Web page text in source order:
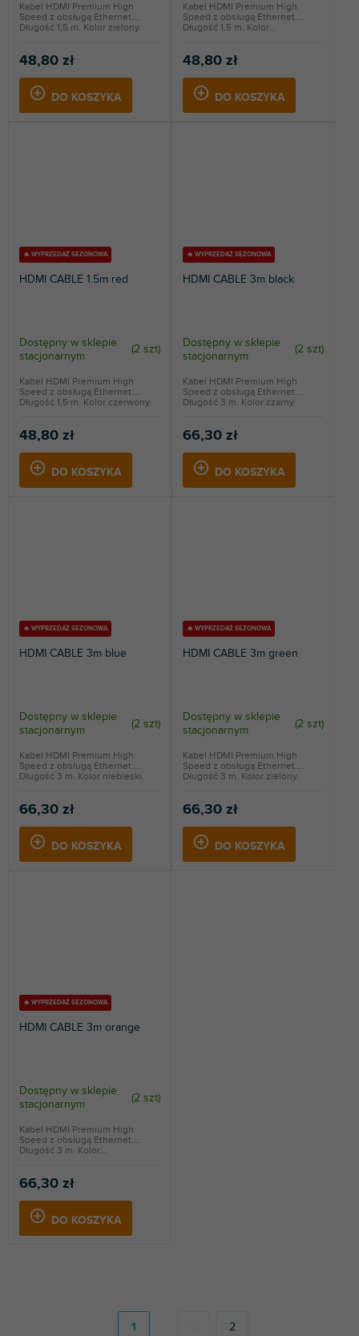
48,80 zł
DO KOSZYKA
Kabel HDMI Premium High
Speed z obsługą Ethernet.
Długość 1,5 m. Kolor zielony.
48,80 zł
DO KOSZYKA
Kabel HDMI Premium High
Speed z obsługą Ethernet.
Długość 1,5 m. Kolor...
🔥 WYPRZEDAŻ SEZONOWA
HDMI CABLE 1.5m red
Dostępny w sklepie
stacjonarnym
(2 szt)
48,80 zł
DO KOSZYKA
Kabel HDMI Premium High
Speed z obsługą Ethernet.
Długość 1,5 m. Kolor czerwony.
🔥 WYPRZEDAŻ SEZONOWA
HDMI CABLE 3m black
Dostępny w sklepie
stacjonarnym
(2 szt)
66,30 zł
DO KOSZYKA
Kabel HDMI Premium High
Speed z obsługą Ethernet.
Długość 3 m. Kolor czarny.
🔥 WYPRZEDAŻ SEZONOWA
HDMI CABLE 3m blue
Dostępny w sklepie
stacjonarnym
(2 szt)
66,30 zł
DO KOSZYKA
Kabel HDMI Premium High
Speed z obsługą Ethernet.
Długość 3 m. Kolor niebieski.
🔥 WYPRZEDAŻ SEZONOWA
HDMI CABLE 3m green
Dostępny w sklepie
stacjonarnym
(2 szt)
66,30 zł
DO KOSZYKA
Kabel HDMI Premium High
Speed z obsługą Ethernet.
Długość 3 m. Kolor zielony.
🔥 WYPRZEDAŻ SEZONOWA
HDMI CABLE 3m orange
Dostępny w sklepie
stacjonarnym
(2 szt)
66,30 zł
DO KOSZYKA
Kabel HDMI Premium High
Speed z obsługą Ethernet.
Długość 3 m. Kolor...
1 2